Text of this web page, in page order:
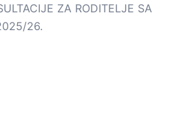
ZA RODITELJE SA
26.